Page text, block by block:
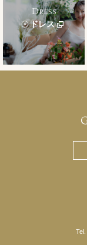
Dress
ドレス
Tel.